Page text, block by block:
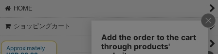
【これからご注文する場合】
STEP2「お届け先・お支払い」ページにて備考欄に下記の記載をお
願いします。
②宛名（空欄は上様は不可）
③但し書き（空欄やお品代は不可）
HOME
ショッピングカート